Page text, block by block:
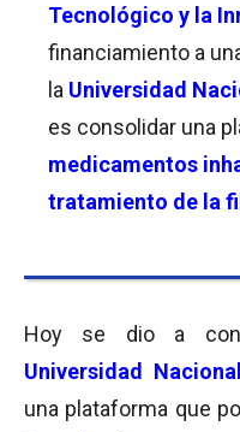
Tecnológico y la
financiamiento a
la Universidad
es consolidar una
medicamentos
tratamiento de la
Hoy se dio a
Universidad
una plataforma que